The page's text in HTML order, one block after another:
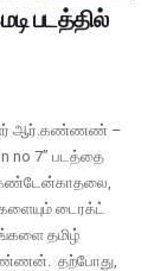
படத்தில்
ஆர்.கண்ணண் –
no 7” படத்தை
டைரக்ட்
தமிழ்
தற்போது,